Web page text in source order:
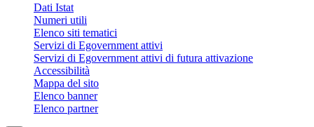
Dati Istat
Numeri utili
Elenco siti tematici
Servizi di Egovernment attivi
Servizi di Egovernment attivi di futura attivazione
Accessibilità
Mappa del sito
Elenco banner
Elenco partner